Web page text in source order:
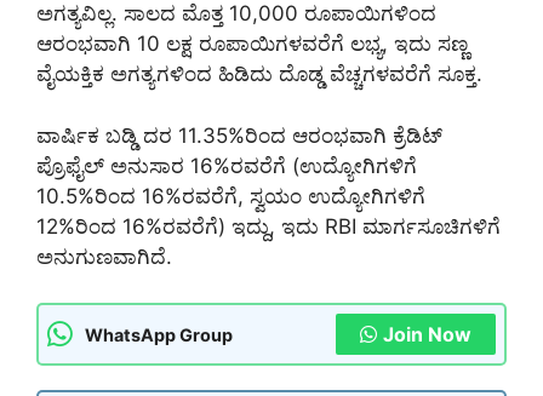
ಅಗತ್ಯವಿಲ್ಲ. ಸಾಲದ ಮೊತ್ತ 10,000 ರೂಪಾಯಿಗಳಿಂದ
ಆರಂಭವಾಗಿ 10 ಲಕ್ಷ ರೂಪಾಯಿಗಳವರೆಗೆ ಲಭ್ಯ, ಇದು ಸಣ್ಣ
ವೈಯಕ್ತಿಕ ಅಗತ್ಯಗಳಿಂದ ಹಿಡಿದು ದೊಡ್ಡ ವೆಚ್ಚಗಳವರೆಗೆ ಸೂಕ್ತ.
ವಾರ್ಷಿಕ ಬಡ್ಡಿ ದರ 11.35%ರಿಂದ ಆರಂಭವಾಗಿ ಕ್ರೆಡಿಟ್
ಪ್ರೊಫೈಲ್ ಅನುಸಾರ 16%ರವರೆಗೆ (ಉದ್ಯೋಗಿಗಳಿಗೆ
10.5%ರಿಂದ 16%ರವರೆಗೆ, ಸ್ವಯಂ ಉದ್ಯೋಗಿಗಳಿಗೆ
12%ರಿಂದ 16%ರವರೆಗೆ) ಇದ್ದು, ಇದು RBI ಮಾರ್ಗಸೂಚಿಗಳಿಗೆ
ಅನುಗುಣವಾಗಿದೆ.
WhatsApp Group Join Now